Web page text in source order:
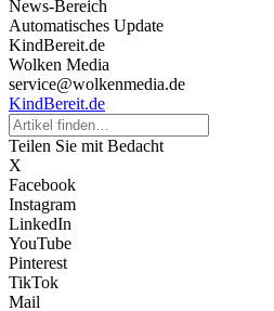
News-Bereich
Automatisches Update
KindBereit.de
Wolken Media
service@wolkenmedia.de
KindBereit.de
Teilen Sie mit Bedacht
X
Facebook
Instagram
LinkedIn
YouTube
Pinterest
TikTok
Mail